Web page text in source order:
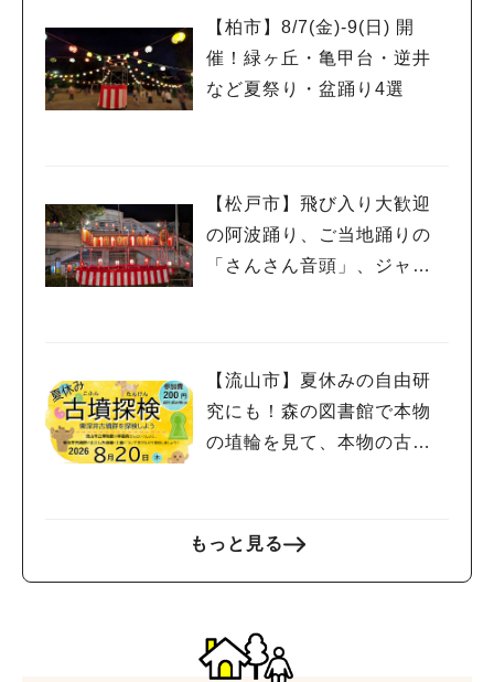
【柏市】8/7(金)‐9(日) 開
催！緑ヶ丘・亀甲台・逆井
など夏祭り・盆踊り4選
【松戸市】飛び入り大歓迎
の阿波踊り、ご当地踊りの
「さんさん音頭」、ジャ
【流山市】夏休みの自由研
究にも！森の図書館で本物
の埴輪を見て、本物の古墳
もっと見る